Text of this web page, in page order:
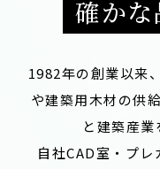
確かな
1982年の創業以来
や建築用木材の供
と建築産業
自社CAD室・プ